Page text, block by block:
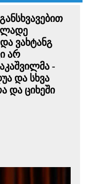
ვახტანგ
არ
-
და სხვა
და ციხეში